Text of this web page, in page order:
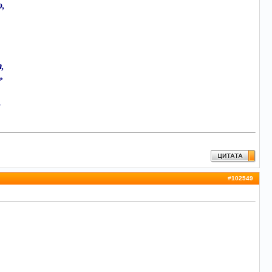
#102549